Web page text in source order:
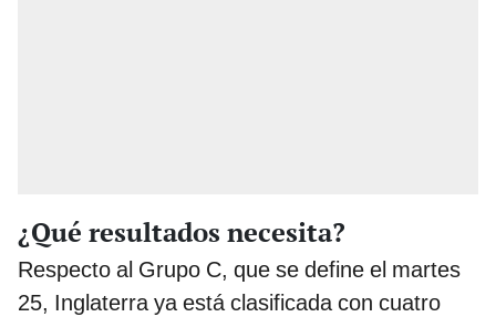
¿Qué resultados necesita?
Respecto al Grupo C, que se define el martes
25, Inglaterra ya está clasificada con cuatro